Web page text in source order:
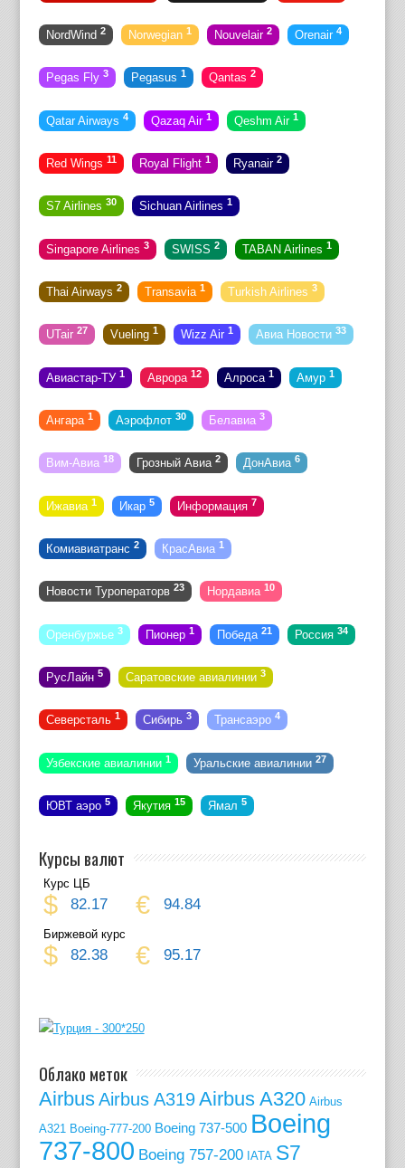
NordWind 2 Norwegian 1 Nouvelair 2 Orenair 4
Pegas Fly 3 Pegasus 1 Qantas 2
Qatar Airways 4 Qazaq Air 1 Qeshm Air 1
Red Wings 11 Royal Flight 1 Ryanair 2
S7 Airlines 30 Sichuan Airlines 1
Singapore Airlines 3 SWISS 2 TABAN Airlines 1
Thai Airways 2 Transavia 1 Turkish Airlines 3
UTair 27 Vueling 1 Wizz Air 1 Авиа Новости 33
Авиастар-ТУ 1 Аврора 12 Алроса 1 Амур 1
Ангара 1 Аэрофлот 30 Белавиа 3
Вим-Авиа 18 Грозный Авиа 2 ДонАвиа 6
Ижавиа 1 Икар 5 Информация 7
Комиавиатранс 2 КрасАвиа 1
Новости Туроператорв 23 Нордавиа 10
Оренбуржье 3 Пионер 1 Победа 21 Россия 34
РусЛайн 5 Саратовские авиалинии 3
Северсталь 1 Сибирь 3 Трансаэро 4
Узбекские авиалинии 1 Уральские авиалинии 27
ЮВТ аэро 5 Якутия 15 Ямал 5
Курсы валют
Курс ЦБ
$ 82.17 € 94.84
Биржевой курс
$ 82.38 € 95.17
Облако меток
Airbus Airbus A319 Airbus A320 Airbus
A321 Boeing-777-200 Boeing 737-500 Boeing
737-800 Boeing 757-200 IATA S7